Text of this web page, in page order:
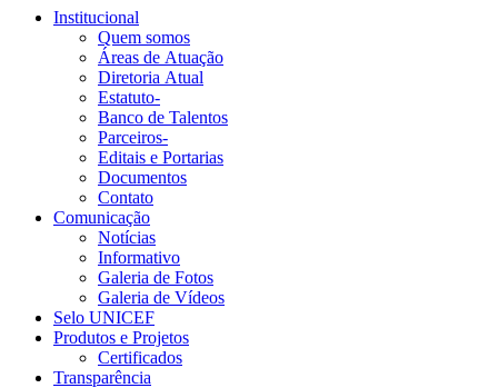
Institucional
Quem somos
Áreas de Atuação
Diretoria Atual
Estatuto-
Banco de Talentos
Parceiros-
Editais e Portarias
Documentos
Contato
Comunicação
Notícias
Informativo
Galeria de Fotos
Galeria de Vídeos
Selo UNICEF
Produtos e Projetos
Certificados
Transparência